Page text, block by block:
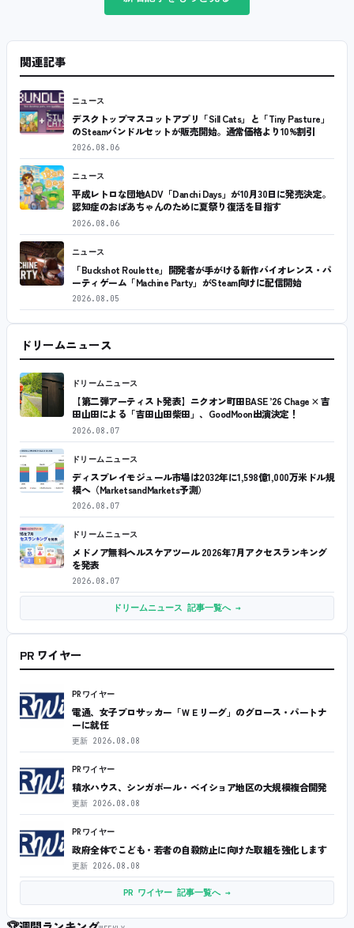
関連記事
ニュース
デスクトップマスコットアプリ「Sill Cats」と「Tiny Pasture」
のSteamバンドルセットが販売開始。通常価格より10%割引
2026.08.06
ニュース
平成レトロな団地ADV「Danchi Days」が10月30日に発売決定。
認知症のおばあちゃんのために夏祭り復活を目指す
2026.08.06
ニュース
「Buckshot Roulette」開発者が手がける新作バイオレンス・パ
ーティゲーム「Machine Party」がSteam向けに配信開始
2026.08.05
ドリームニュース
ドリームニュース
【第二弾アーティスト発表】ニクオン町田BASE ’26 Chage × 吉
田山田による「吉田山田柴田」、GoodMoon出演決定！
2026.08.07
ドリームニュース
ディスプレイモジュール市場は2032年に1,598億1,000万米ドル規
模へ（MarketsandMarkets予測）
2026.08.07
ドリームニュース
メドノア無料ヘルスケアツール 2026年7月アクセスランキング
を発表
2026.08.07
ドリームニュース 記事一覧へ →
PR ワイヤー
PRワイヤー
電通、女子プロサッカー「ＷＥリーグ」のグロース・パートナ
ーに就任
更新 2026.08.08
PRワイヤー
積水ハウス、シンガポール・ベイショア地区の大規模複合開発
更新 2026.08.08
PRワイヤー
政府全体でこども・若者の自殺防止に向けた取組を強化します
更新 2026.08.08
PR ワイヤー 記事一覧へ →